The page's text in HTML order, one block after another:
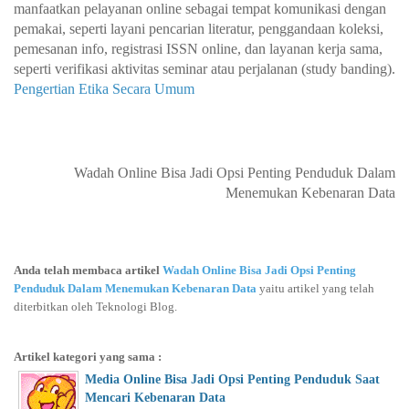
manfaatkan pelayanan online sebagai tempat komunikasi dengan
pemakai, seperti layani pencarian literatur, penggandaan koleksi,
pemesanan info, registrasi ISSN online, dan layanan kerja sama,
seperti verifikasi aktivitas seminar atau perjalanan (study banding).
Pengertian Etika Secara Umum
Wadah Online Bisa Jadi Opsi Penting Penduduk Dalam
Menemukan Kebenaran Data
Anda telah membaca artikel Wadah Online Bisa Jadi Opsi Penting
Penduduk Dalam Menemukan Kebenaran Data yaitu artikel yang telah
diterbitkan oleh Teknologi Blog.
Artikel kategori yang sama :
Media Online Bisa Jadi Opsi Penting Penduduk Saat
Mencari Kebenaran Data